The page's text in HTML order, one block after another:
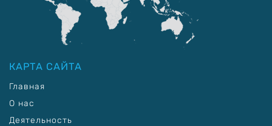
КАРТА САЙТА
Главная
О нас
Деятельность